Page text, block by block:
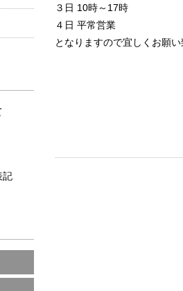
３日 10時～17時
４日 平常営業
となりますので宜しくお願い
記